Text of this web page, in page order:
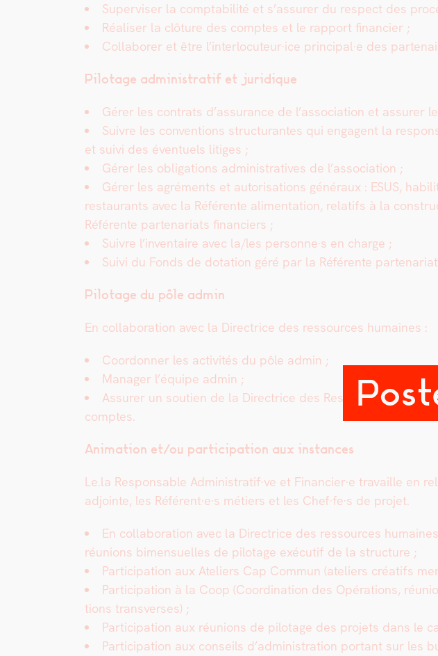
Super­vis­er la compt­abil­ité et s’assurer du respect des
Réalis­er la clô­ture des comptes et le rap­port financier ;
Col­la­bor­er et être l’interlocuteur·ice principal·e des
Pilotage admin­is­tratif et juridique
Gér­er les con­trats d’assurance de l’association et
Suiv­re les con­ven­tions struc­turantes qui enga­gent la
et suivi des éventuels lit­iges ;
Gér­er les oblig­a­tions admin­is­tra­tives de l’association ;
Gér­er les agré­ments et autori­sa­tions généraux : ESUS,
restau­rants avec la Référente ali­men­ta­tion, relat­ifs à la
Référente parte­nar­i­ats financiers ;
Suiv­re l’inventaire avec la/les personne·s en charge ;
Suivi du Fonds de dota­tion géré par la Référente
Pilotage du pôle admin
En col­lab­o­ra­tion avec la Direc­trice des ressources humaines :
Coor­don­ner les activ­ités du pôle admin ;
Man­ag­er l’équipe admin ;
Assur­er un sou­tien de la Direc­trice des Ressources
comptes.
Ani­ma­tion et/ou par­tic­i­pa­tion aux instances
Le.la Respon­s­able Administratif·ve et Financier·e tra­vaille en
adjointe, les Référent·e·s métiers et les Chef·fe·s de pro­jet.
En col­lab­o­ra­tion avec la Direc­trice des ressources
réu­nions bimen­su­elles de pilotage exé­cu­tif de la struc­ture ;
Par­tic­i­pa­tion aux Ate­liers Cap Com­mun (ate­liers créat­ifs
Par­tic­i­pa­tion à la Coop (Coor­di­na­tion des Opéra­tions,
tions trans­vers­es) ;
Par­tic­i­pa­tion aux réu­nions de pilotage des pro­jets dans le
Par­tic­i­pa­tion aux con­seils d’administration por­tant sur les